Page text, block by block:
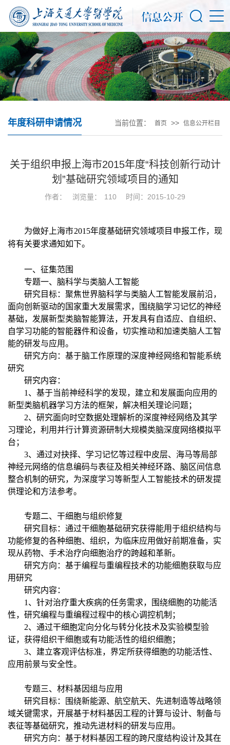
年度科研申请情况 当前位置： 首页 >> 信息公开栏目
关于组织申报上海市2015年度“科技创新行动计
划”基础研究领域项目的通知
作者： 浏览量： 110 时间：2015-10-29
为做好上海市2015年度基础研究领域项目申报工作，现
将有关要求通知如下。
一、征集范围
专题一、脑科学与类脑人工智能
研究目标：聚焦世界脑科学与类脑人工智能发展前沿，
面向创新驱动的国家重大发展需求，围绕脑学习记忆的神经
基础，发展新型类脑智能算法，开发具有自适应、自组织、
自学习功能的智能器件和设备，切实推动和加速类脑人工智
能的研发与应用。
研究方向：基于脑工作原理的深度神经网络和智能系统
研究
研究内容：
1、基于当前神经科学的发现，建立和发展面向应用的
新型类脑机器学习方法的框架，解决相关理论问题；
2、研究面向时空数据处理解析的深度神经网络及其学
习理论，利用并行计算资源研制大规模类脑深度网络模拟平
台；
3、通过对抉择、学习记忆等过程中皮层、海马等局部
神经元网络的信息编码与表征及相关神经环路、脑区间信息
整合机制的研究，为深度学习等新型人工智能技术的研发提
供理论和方法参考。
专题二、干细胞与组织修复
研究目标：通过干细胞基础研究获得能用于组织结构与
功能修复的各种细胞、组织，为临床应用做好前期准备，实
现从药物、手术治疗向细胞治疗的跨越和革新。
研究方向：基于编程与重编程技术的功能细胞获取与应
用研究
研究内容：
1、针对治疗重大疾病的任务需求，围绕细胞的功能活
性，研究编程与重编程过程中的核心调控机制；
2、通过干细胞定向分化与转分化技术及实验模型验
证，获得组织干细胞或有功能活性的组织细胞；
3、建立客观评估标准，界定所获得细胞的功能活性、
应用前景与安全性。
专题三、材料基因组与应用
研究目标：围绕新能源、航空航天、先进制造等战略领
域关键需求，开展基于材料基因工程的计算与设计、制备与
表征等基础研究，推动先进材料的研发与应用。
研究方向：基于材料基因工程的跨尺度结构设计及其在